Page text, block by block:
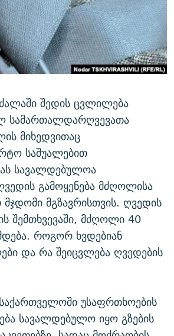
COVID-19
ᲘᲡᲢᲝᲠᲘᲐ
- ᲐᲛᲝᲣᲗᲥᲛᲔᲚᲘ ᲐᲛᲑᲐᲕᲘ
ᲓᲐᲨᲐᲕᲔᲑᲣᲚᲔᲑᲘშედის ცვლილება
სამართალდარღვევათა
მიხედვითაც
საშუალებით
სავალდებულოა
გამოყენება მძღოლისა
მგზავრისთვის. ღვედის
შემთხვევაში, მძღოლი 40
როგორ ხვდებიან
და რა შეიცვლება ღვედების
უსაფრთხოების
სავალდებულო იყო გზების